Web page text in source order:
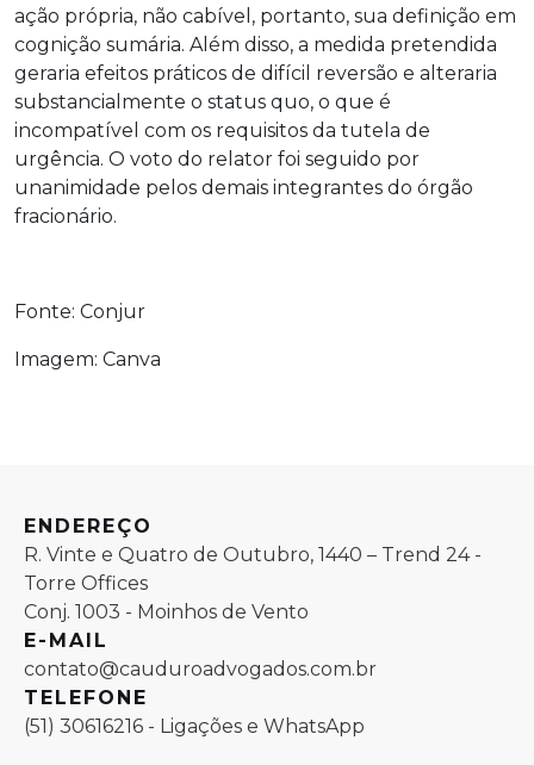
ação própria, não cabível, portanto, sua definição em
cognição sumária. Além disso, a medida pretendida
geraria efeitos práticos de difícil reversão e alteraria
substancialmente o status quo, o que é
incompatível com os requisitos da tutela de
urgência. O voto do relator foi seguido por
unanimidade pelos demais integrantes do órgão
fracionário.
Fonte: Conjur
Imagem: Canva
ENDEREÇO
R. Vinte e Quatro de Outubro, 1440 – Trend 24 -
Torre Offices
Conj. 1003 - Moinhos de Vento
E-MAIL
contato@cauduroadvogados.com.br
TELEFONE
(51) 30616216 - Ligações e WhatsApp